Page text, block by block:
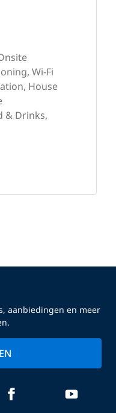
Wi-Fi
House
& Drinks,
aanbiedingen en meer